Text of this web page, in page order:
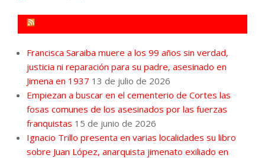
Francisca Saraiba muere a los 99 años sin verdad,
justicia ni reparación para su padre, asesinado en
Jimena en 1937 13 de julio de 2026
Empiezan a buscar en el cementerio de Cortes las
fosas comunes de los asesinados por las fuerzas
franquistas 15 de junio de 2026
Ignacio Trillo presenta en varias localidades su libro
sobre Juan López, anarquista jimenato exiliado en